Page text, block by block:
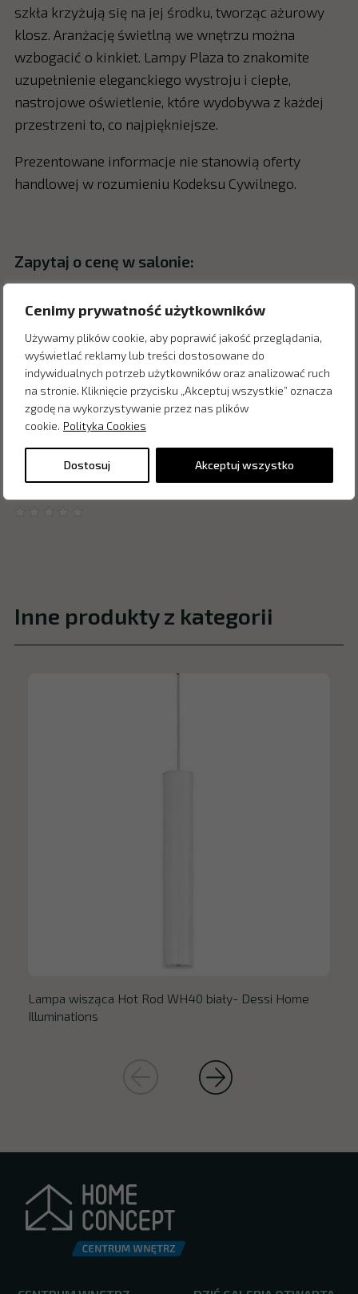
Cenimy prywatność użytkowników
Używamy plików cookie, aby poprawić jakość przeglądania,
wyświetlać reklamy lub treści dostosowane do
indywidualnych potrzeb użytkowników oraz analizować ruch
na stronie. Kliknięcie przycisku „Akceptuj wszystkie” oznacza
zgodę na wykorzystywanie przez nas plików
cookie. Polityka Cookies
Dostosuj Akceptuj wszystko
szkła krzyżują się na jej środku, tworząc ażurowy
klosz. Aranżację świetlną we wnętrzu można
wzbogacić o kinkiet. Lampy Plaza to znakomite
uzupełnienie eleganckiego wystroju i ciepłe,
nastrojowe oświetlenie, które wydobywa z każdej
przestrzeni to, co najpiękniejsze.
Prezentowane informacje nie stanowią oferty
handlowej w rozumieniu Kodeksu Cywilnego.
Zapytaj o cenę w salonie:
Inne produkty z kategorii
Lampa wisząca Hot Rod WH40 biały- Dessi Home
Illuminations